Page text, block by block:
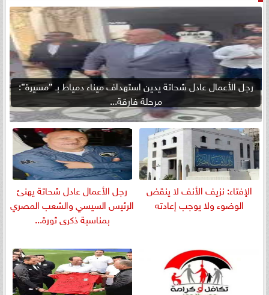
رجل الأعمال عادل شحاتة يدين استهداف ميناء دمياط بـ ”مسيرة”:
مرحلة فارقة...
الإفتاء: نزيف الأنف لا ينقض
الوضوء ولا يوجب إعادته
رجل الأعمال عادل شحاتة يهنئ
الرئيس السيسي والشعب المصري
بمناسبة ذكرى ثورة...